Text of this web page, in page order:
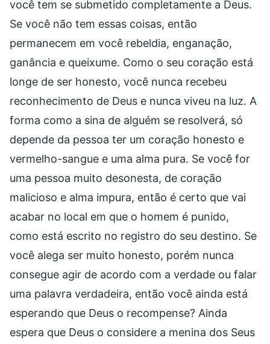
você tem se submetido completamente a Deus.
Se você não tem essas coisas, então
permanecem em você rebeldia, enganação,
ganância e queixume. Como o seu coração está
longe de ser honesto, você nunca recebeu
reconhecimento de Deus e nunca viveu na luz. A
forma como a sina de alguém se resolverá, só
depende da pessoa ter um coração honesto e
vermelho-sangue e uma alma pura. Se você for
uma pessoa muito desonesta, de coração
malicioso e alma impura, então é certo que vai
acabar no local em que o homem é punido,
como está escrito no registro do seu destino. Se
você alega ser muito honesto, porém nunca
consegue agir de acordo com a verdade ou falar
uma palavra verdadeira, então você ainda está
esperando que Deus o recompense? Ainda
espera que Deus o considere a menina dos Seus